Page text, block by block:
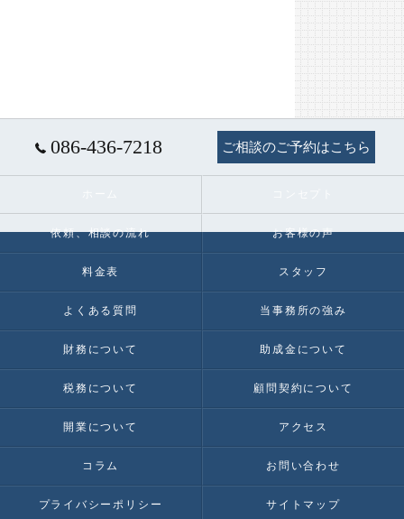
086-436-7218 ご相談のご予約はこちら
依頼、相談の流れ お客様の声
料金表 スタッフ
よくある質問 当事務所の強み
財務について 助成金について
税務について 顧問契約について
開業について アクセス
コラム お問い合わせ
プライバシーポリシー サイトマップ